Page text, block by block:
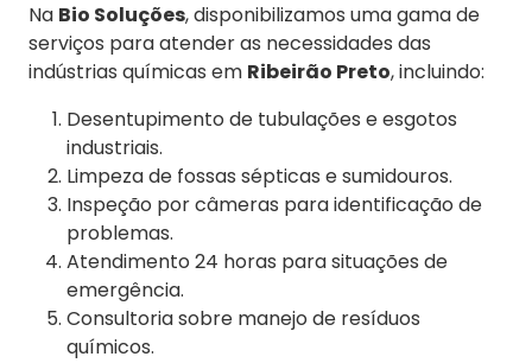
Na Bio Soluções, disponibilizamos uma gama de
serviços para atender as necessidades das
indústrias químicas em Ribeirão Preto, incluindo:
Desentupimento de tubulações e esgotos
industriais.
Limpeza de fossas sépticas e sumidouros.
Inspeção por câmeras para identificação de
problemas.
Atendimento 24 horas para situações de
emergência.
Consultoria sobre manejo de resíduos
químicos.